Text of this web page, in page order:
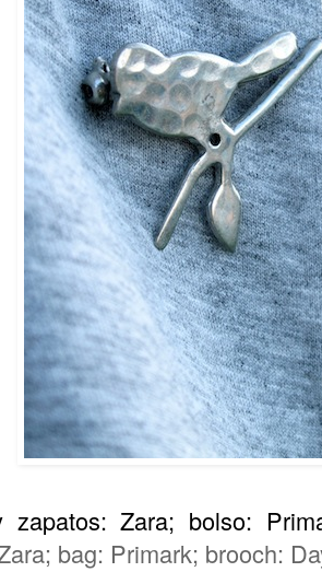
zapatos: Zara; bolso:
bag: Primark; brooch: